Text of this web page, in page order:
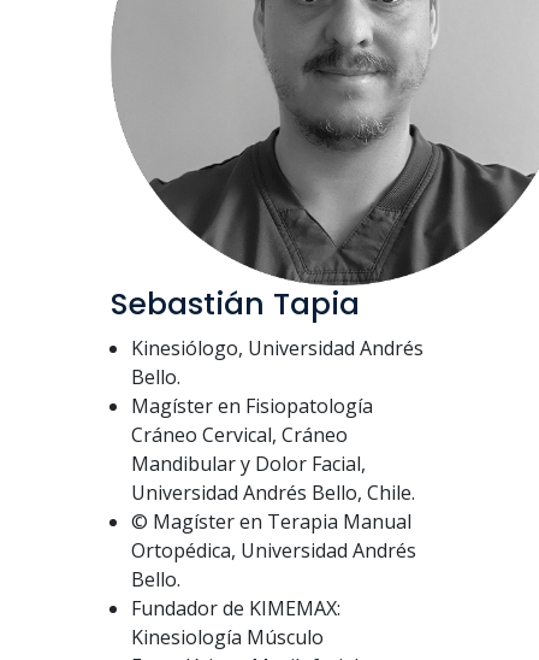
Sebastián Tapia
Kinesiólogo, Universidad Andrés
Bello.
Magíster en Fisiopatología
Cráneo Cervical, Cráneo
Mandibular y Dolor Facial,
Universidad Andrés Bello, Chile.
© Magíster en Terapia Manual
Ortopédica, Universidad Andrés
Bello.
Fundador de KIMEMAX:
Kinesiología Músculo